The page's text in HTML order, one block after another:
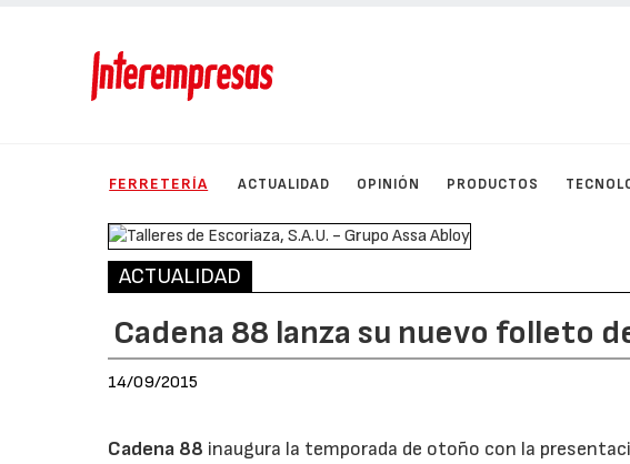
FERRETERÍA ACTUALIDAD OPINIÓN PRODUCTOS
ACTUALIDAD
Cadena 88 lanza su nuevo folleto
14/09/2015
Cadena 88 inaugura la temporada de otoño con la